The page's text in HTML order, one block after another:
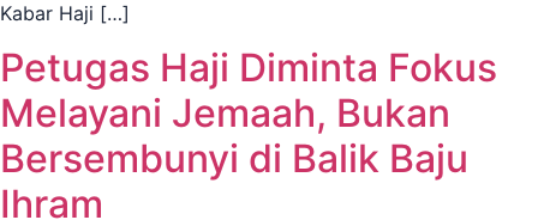
Kabar Haji […]
Petugas Haji Diminta Fokus
Melayani Jemaah, Bukan
Bersembunyi di Balik Baju
Ihram